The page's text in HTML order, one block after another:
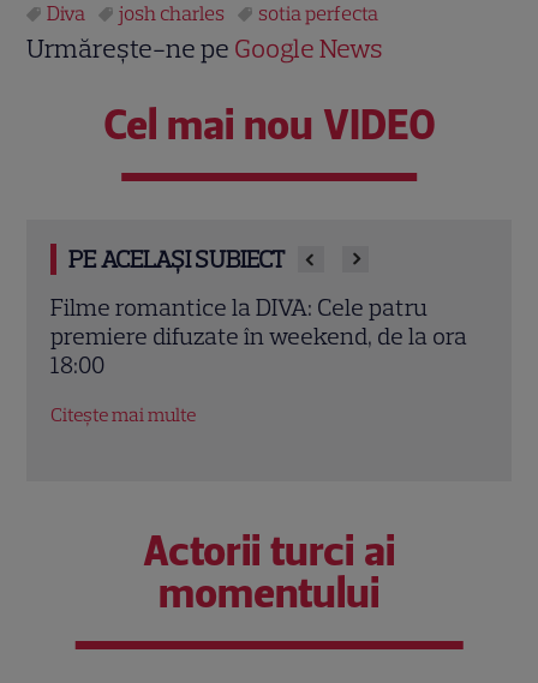
Diva josh charles sotia perfecta
Urmărește-ne pe Google News
Cel mai nou VIDEO
PE ACELAȘI SUBIECT
„Drumul spre casă”, sezonul 4: Când
începe ultimul sezon al serialului la DIVA
și ce secrete ies la iveală
Citește mai multe
Actorii turci ai
momentului